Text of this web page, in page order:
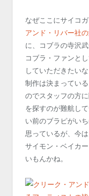
なぜここにサイコ
アンド・リバー社
に、コブラの寺沢
コブラ・ファンと
していただきたい
制作は決まってい
のでスタッフの方
を探すのが難航し
い前のブラピがい
思っているが、今
サイモン・ベイカ
いもんかね。